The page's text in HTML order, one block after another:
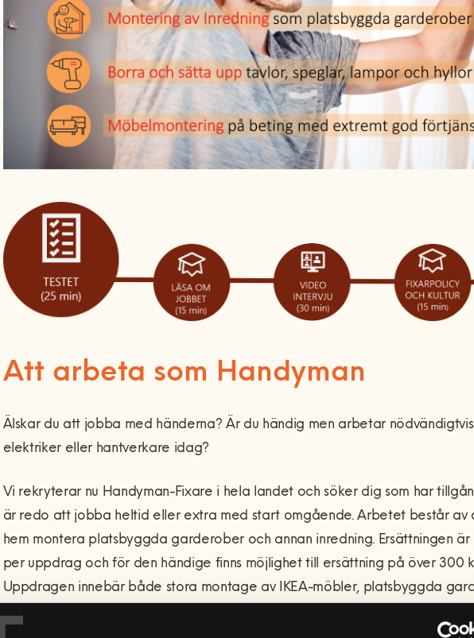
Att arbeta som Handyman
Älskar du att jobba med händerna? Är du händig men arbetar
elektriker eller hantverkare idag?
Vi rekryterar nu Handyman-Fixare i hela landet och söker dig som har
är redo att jobba heltid eller extra med start omgående. Arbetet består av
hem montera platsbyggda garderober och annan inredning. Ersättningen
per uppdrag och för den händige finns möjlighet till ersättning på över 300
Uppdragen innebär både stora montage av IKEA-möbler, platsbyggda